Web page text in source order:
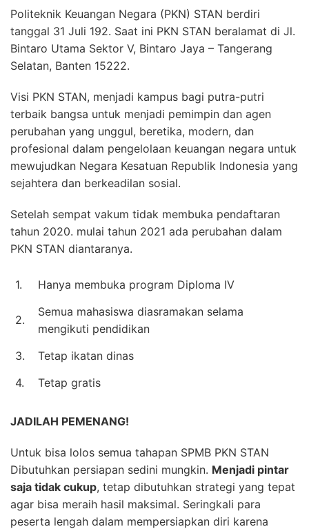
Politeknik Keuangan Negara (PKN) STAN berdiri
tanggal 31 Juli 192. Saat ini PKN STAN beralamat di Jl.
Bintaro Utama Sektor V, Bintaro Jaya – Tangerang
Selatan, Banten 15222.
Visi PKN STAN, menjadi kampus bagi putra-putri
terbaik bangsa untuk menjadi pemimpin dan agen
perubahan yang unggul, beretika, modern, dan
profesional dalam pengelolaan keuangan negara untuk
mewujudkan Negara Kesatuan Republik Indonesia yang
sejahtera dan berkeadilan sosial.
Setelah sempat vakum tidak membuka pendaftaran
tahun 2020. mulai tahun 2021 ada perubahan dalam
PKN STAN diantaranya.
1. Hanya membuka program Diploma IV
2.
Semua mahasiswa diasramakan selama
mengikuti pendidikan
3.
Tetap ikatan dinas
4.
Tetap gratis
JADILAH PEMENANG!
Untuk bisa lolos semua tahapan SPMB PKN STAN
Dibutuhkan persiapan sedini mungkin. Menjadi pintar
saja tidak cukup, tetap dibutuhkan strategi yang tepat
agar bisa meraih hasil maksimal. Seringkali para
peserta lengah dalam mempersiapkan diri karena